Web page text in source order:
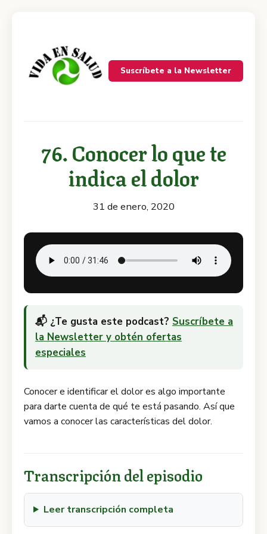
Suscríbete a la Newsletter
76. Conocer lo que te
indica el dolor
31 de enero, 2020
📬 ¿Te gusta este podcast? Suscríbete a
la Newsletter y obtén ofertas
especiales
Conocer e identificar el dolor es algo importante
para darte cuenta de qué te está pasando. Así que
vamos a conocer las características del dolor.
Transcripción del episodio
Leer transcripción completa